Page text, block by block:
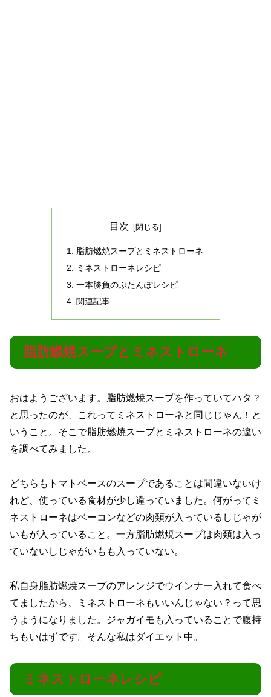
目次
脂肪燃焼スープとミネストローネ
ミネストローネレシピ
一本勝負のぶたんぽレシピ
関連記事
脂肪燃焼スープとミネストローネ
おはようございます。脂肪燃焼スープを作っていてハタ？
と思ったのが、これってミネストローネと同じじゃん！と
いうこと。そこで脂肪燃焼スープとミネストローネの違い
を調べてみました。
どちらもトマトベースのスープであることは間違いないけ
れど、使っている食材が少し違っていました。何がってミ
ネストローネはベーコンなどの肉類が入っているしじゃが
いもが入っていること。一方脂肪燃焼スープは肉類は入っ
ていないしじゃがいもも入っていない。
私自身脂肪燃焼スープのアレンジでウインナー入れて食べ
てましたから、ミネストローネもいいんじゃない？って思
うようになりました。ジャガイモも入っていることで腹持
ちもいはずです。そんな私はダイエット中。
ミネストローネレシピ